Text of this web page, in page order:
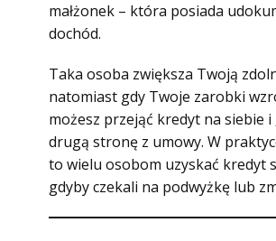
małżonek – która posiada
dochód.
Taka osoba zwiększa Twoją
natomiast gdy Twoje zarobki
możesz przejąć kredyt na siebie i
drugą stronę z umowy. W
to wielu osobom uzyskać kredyt
gdyby czekali na podwyżkę lub